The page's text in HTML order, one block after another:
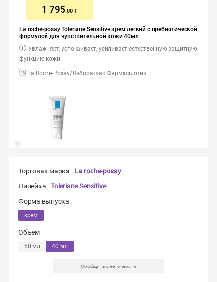
La roche-posay Toleriane Sensitive крем легкий с пребиотической
формулой для чувствительной кожи 40мл
La Roche-Posay/Лаборатуар Фармасьютик
Увлажняет, успокаивает, усиливает естественную защитную
функцию кожи
1 795.00
Торговая марка
La roche-posay
Линейка
Toleriane Sensitive
Форма выпуска
крем
Объем
50 мл 40 мл
Сообщить о неточности